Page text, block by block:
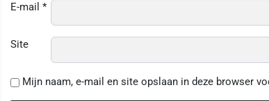
E-mail *
Site
Mijn naam, e-mail en site opslaan in deze browser